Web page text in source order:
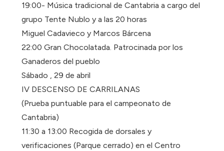
19:00- Música tradicional de Cantabria a cargo del
grupo Tente Nublo y a las 20 horas
Miguel Cadavieco y Marcos Bárcena
22:00 Gran Chocolatada. Patrocinada por los
Ganaderos del pueblo
Sábado , 29 de abril
IV DESCENSO DE CARRILANAS
(Prueba puntuable para el campeonato de
Cantabria)
11:30 a 13:00 Recogida de dorsales y
verificaciones (Parque cerrado) en el Centro